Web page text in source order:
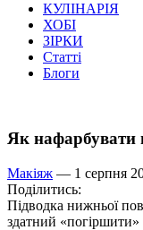
КУЛІНАРІЯ
ХОБІ
ЗІРКИ
Статті
Блоги
Як
Макіяж — 1 серпня
Поділитись:
Підводка нижньої
здатний